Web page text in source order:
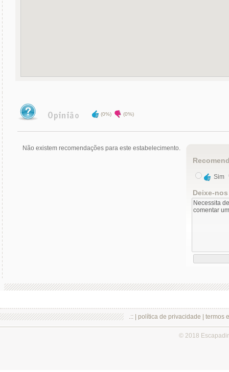
(0%) (0%)
Não existem recomendações para este estabelecimento.
Sim
Deixe-
.:: | política de privacidade termos
© 2018